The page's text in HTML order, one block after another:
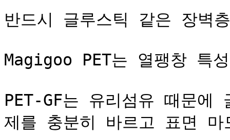
반드시 글루스틱 같은 장벽
Magigoo PET는 열팽창 특
PET-GF는 유리섬유 때문
제를 충분히 바르고 표면